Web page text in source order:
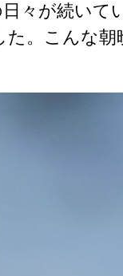
々が続いて
。こんな